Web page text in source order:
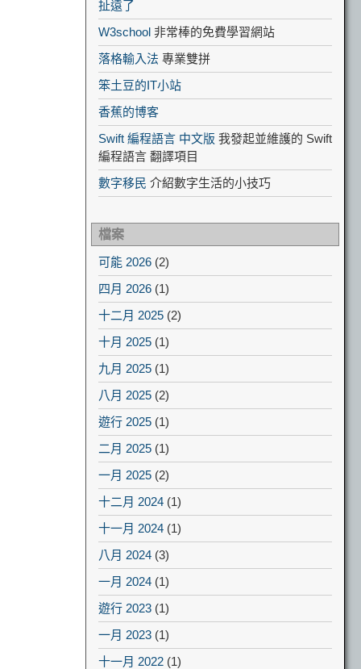
扯遠了
W3school 非常棒的免費學習網站
落格輸入法 專業雙拼
笨土豆的IT小站
香蕉的博客
Swift 編程語言 中文版 我發起並維護的 Swift
編程語言 翻譯項目
數字移民 介紹數字生活的小技巧
檔案
可能 2026 (2)
四月 2026 (1)
十二月 2025 (2)
十月 2025 (1)
九月 2025 (1)
八月 2025 (2)
遊行 2025 (1)
二月 2025 (1)
一月 2025 (2)
十二月 2024 (1)
十一月 2024 (1)
八月 2024 (3)
一月 2024 (1)
遊行 2023 (1)
一月 2023 (1)
十一月 2022 (1)